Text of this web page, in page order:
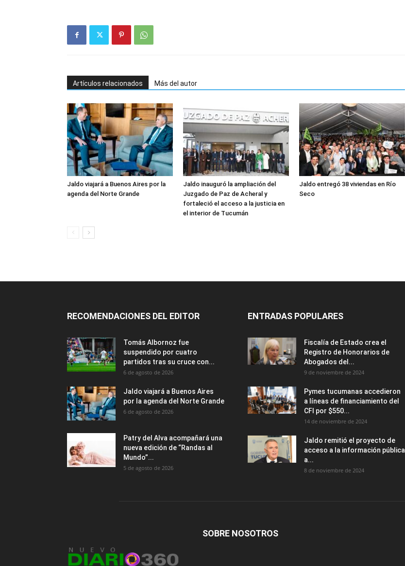
Artículos relacionados Más del autor
Jaldo viajará a Buenos Aires por la
agenda del Norte Grande
Jaldo inauguró la ampliación del
Juzgado de Paz de Acheral y
fortaleció el acceso a la justicia en
el interior de Tucumán
Jaldo entregó 38 viviendas en Río
Seco
RECOMENDACIONES DEL EDITOR
Tomás Albornoz fue
suspendido por cuatro
partidos tras su cruce con...
6 de agosto de 2026
Jaldo viajará a Buenos Aires
por la agenda del Norte Grande
6 de agosto de 2026
Patry del Alva acompañará una
nueva edición de “Randas al
Mundo”...
5 de agosto de 2026
ENTRADAS POPULARES
Fiscalía de Estado crea el
Registro de Honorarios de
Abogados del...
9 de noviembre de 2024
Pymes tucumanas accedieron
a líneas de financiamiento del
CFI por $550...
14 de noviembre de 2024
Jaldo remitió el proyecto de
acceso a la información pública
a...
8 de noviembre de 2024
SOBRE NOSOTROS